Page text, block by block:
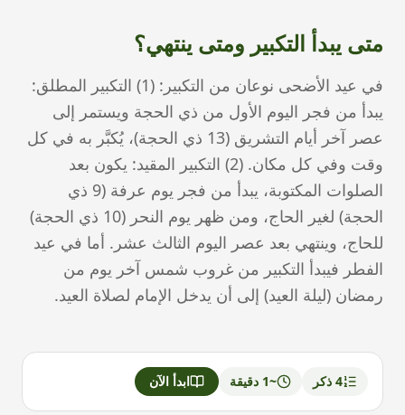
متى يبدأ التكبير ومتى ينتهي؟
في عيد الأضحى نوعان من التكبير: (1) التكبير المطلق:
يبدأ من فجر اليوم الأول من ذي الحجة ويستمر إلى
عصر آخر أيام التشريق (13 ذي الحجة)، يُكبَّر به في كل
وقت وفي كل مكان. (2) التكبير المقيد: يكون بعد
الصلوات المكتوبة، يبدأ من فجر يوم عرفة (9 ذي
الحجة) لغير الحاج، ومن ظهر يوم النحر (10 ذي الحجة)
للحاج، وينتهي بعد عصر اليوم الثالث عشر. أما في عيد
الفطر فيبدأ التكبير من غروب شمس آخر يوم من
رمضان (ليلة العيد) إلى أن يدخل الإمام لصلاة العيد.
4 ذكر ~
1 دقيقة ابدأ الآن